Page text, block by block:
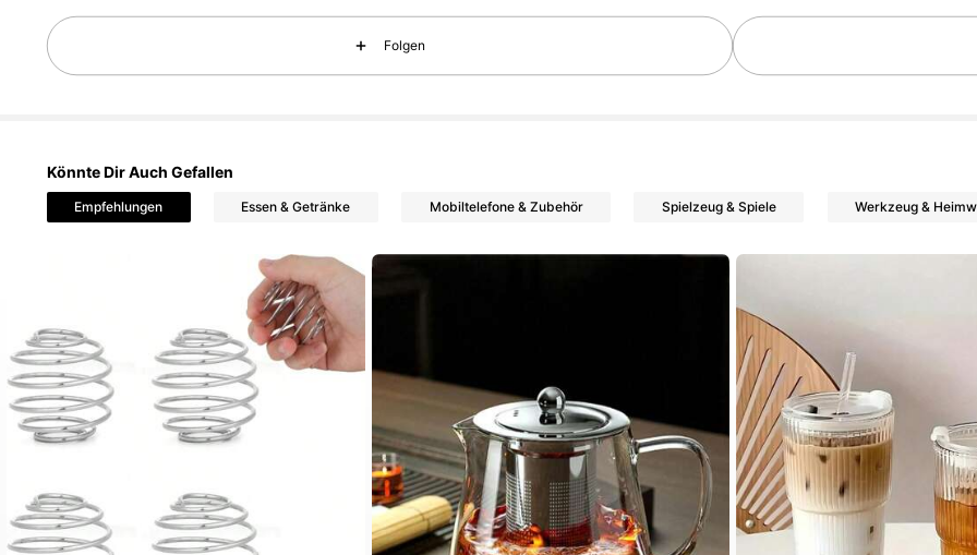
595 Follower
4,86
595 Follower
Folgen
Könnte Dir Auch Gefallen
Empfehlungen Essen & Getränke Mobiltelefone & Zubehör Spielzeug & Spiele Werkzeug &